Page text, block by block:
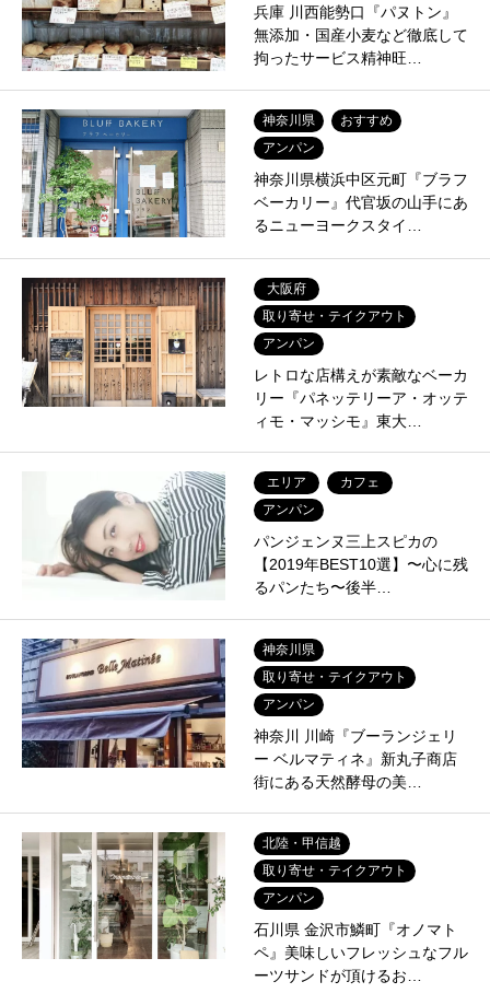
兵庫 川西能勢口『パヌトン』
無添加・国産小麦など徹底して
拘ったサービス精神旺…
神奈川県
おすすめ
アンパン
神奈川県横浜中区元町『ブラフ
ベーカリー』代官坂の山手にあ
るニューヨークスタイ…
大阪府
取り寄せ・テイクアウト
アンパン
レトロな店構えが素敵なベーカ
リー『パネッテリーア・オッテ
ィモ・マッシモ』東大…
エリア
カフェ
アンパン
パンジェンヌ三上スピカの
【2019年BEST10選】〜心に残
るパンたち〜後半…
神奈川県
取り寄せ・テイクアウト
アンパン
神奈川 川崎『ブーランジェリ
ー ベルマティネ』新丸子商店
街にある天然酵母の美…
北陸・甲信越
取り寄せ・テイクアウト
アンパン
石川県 金沢市鱗町『オノマト
ペ』美味しいフレッシュなフル
ーツサンドが頂けるお…